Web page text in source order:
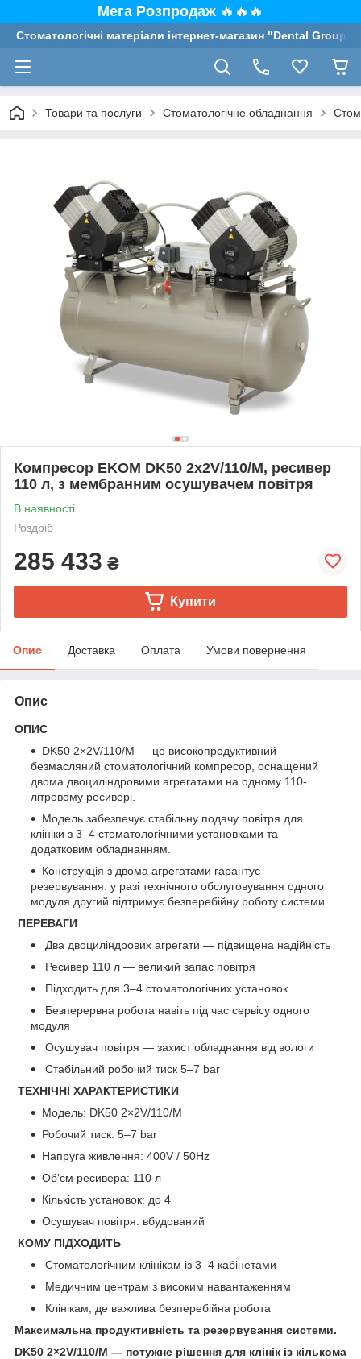
Мега Розпродаж 🔥🔥🔥
Стоматологічні матеріали інтернет-магазин "Dental Group"
Товари та послуги Стоматологічне обладнання
Компресор EKOM DK50 2x2V/110/M, ресивер
110 л, з мембранним осушувачем повітря
В наявності
Роздріб
285 433 ₴
Купити
Опис Доставка Оплата Умови повернення
Опис
ОПИС
DK50 2×2V/110/M — це високопродуктивний
безмасляний стоматологічний компресор, оснащений
двома двоциліндровими агрегатами на одному 110-
літровому ресивері.
Модель забезпечує стабільну подачу повітря для
клініки з 3–4 стоматологічними установками та
додатковим обладнанням.
Конструкція з двома агрегатами гарантує
резервування: у разі технічного обслуговування одного
модуля другий підтримує безперебійну роботу системи.
ПЕРЕВАГИ
Два двоциліндрових агрегати — підвищена надійність
Ресивер 110 л — великий запас повітря
Підходить для 3–4 стоматологічних установок
Безперервна робота навіть під час сервісу одного
модуля
Осушувач повітря — захист обладнання від вологи
Стабільний робочий тиск 5–7 bar
ТЕХНІЧНІ ХАРАКТЕРИСТИКИ
Модель: DK50 2×2V/110/M
Робочий тиск: 5–7 bar
Напруга живлення: 400V / 50Hz
Об’єм ресивера: 110 л
Кількість установок: до 4
Осушувач повітря: вбудований
КОМУ ПІДХОДИТЬ
Стоматологічним клінікам із 3–4 кабінетами
Медичним центрам з високим навантаженням
Клінікам, де важлива безперебійна робота
Максимальна продуктивність та резервування системи.
DK50 2×2V/110/M — потужне рішення для клінік із кількома